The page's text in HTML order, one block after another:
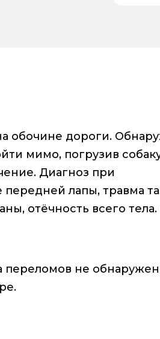
обочине дороги.
мимо, погрузив
Диагноз при
передней лапы, травма
отёчность всего тела.
переломов не